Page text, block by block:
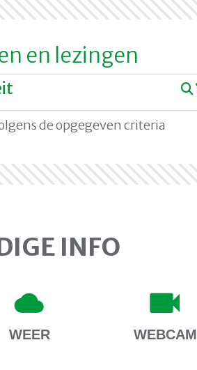
en lezingen
de opgegeven criteria
INFO
WEER WEBCAM